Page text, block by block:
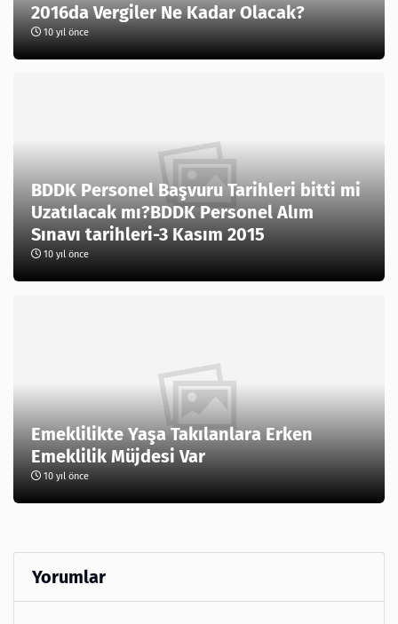
2016da Vergiler Ne Kadar Olacak?
10 yıl önce
BDDK Personel Başvuru Tarihleri bitti mi
Uzatılacak mı?BDDK Personel Alım
Sınavı tarihleri-3 Kasım 2015
10 yıl önce
Emeklilikte Yaşa Takılanlara Erken
Emeklilik Müjdesi Var
10 yıl önce
Yorumlar